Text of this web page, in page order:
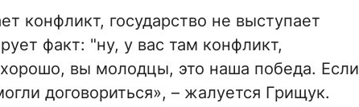
конфликт, государство не выступает
факт: "ну, у вас там конфликт,
хорошо, вы молодцы, это наша победа. Если
договориться», – жалуется Грищук.